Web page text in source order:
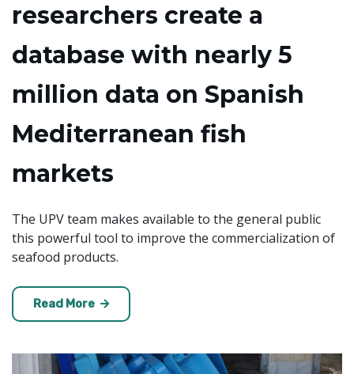
researchers create a
database with nearly 5
million data on Spanish
Mediterranean fish
markets
The UPV team makes available to the general public
this powerful tool to improve the commercialization of
seafood products.
Read More